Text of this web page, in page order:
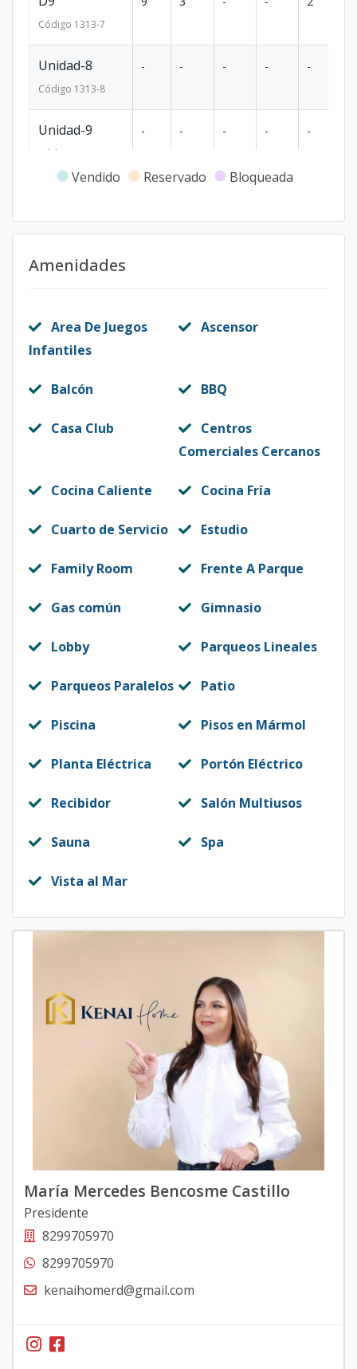
Código 1313-7
Unidad-8
Código 1313-8
- - - - -
Unidad-9
Código
- - - - -
Código1313-10
Unidad-11
Unidad-12
Código1313
- - -
A2 3 3
Vendido Reservado Bloqueada
Amenidades
Area De Juegos
Infantiles
Ascensor
Balcón BBQ
Casa Club
Centros
Comerciales Cercanos
Cocina Caliente Cocina Fría
Cuarto de Servicio Estudio
Family Room Frente A Parque
Gas común Gimnasio
Lobby Parqueos Lineales
Parqueos Paralelos Patio
Piscina Pisos en Mármol
Planta Eléctrica Portón Eléctrico
Recibidor Salón Multiusos
Sauna Spa
Vista al Mar
María Mercedes Bencosme Castillo
Presidente
8299705970
8299705970
kenaihomerd@gmail.com